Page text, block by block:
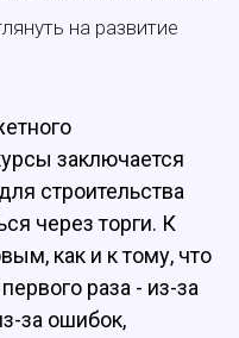
на развитие
заключается
строительства
через торги. К
как и к тому, что
раза - из-за
за ошибок,